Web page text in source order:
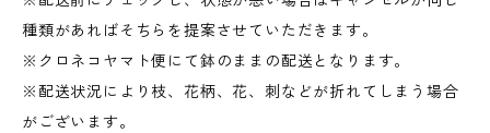
種類があればそちらを提案させていただきます。
※クロネコヤマト便にて鉢のままの配送となります。
※配送状況により枝、花柄、花、刺などが折れてしまう場合
がございます。